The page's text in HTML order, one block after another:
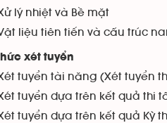
lý nhiệt và Bề mặt
liệu tiên tiến và cấu trúc
xét tuyển
tuyển tài năng (Xét tuyển
tuyển dựa trên kết quả thi
tuyển dựa trên kết quả Kỳ